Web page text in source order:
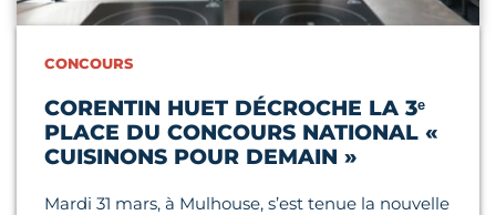
CONCOURS
CORENTIN HUET DÉCROCHE LA 3ᵉ
PLACE DU CONCOURS NATIONAL «
CUISINONS POUR DEMAIN »
Mardi 31 mars, à Mulhouse, s’est tenue la nouvelle